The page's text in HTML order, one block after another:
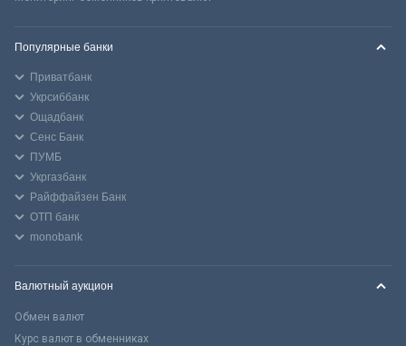
Популярные банки
Приватбанк
Укрсиббанк
Ощадбанк
Сенс Банк
ПУМБ
Укргазбанк
Райффайзен Банк
ОТП банк
monobank
Валютный аукцион
Обмен валют
Курс валют в обменниках